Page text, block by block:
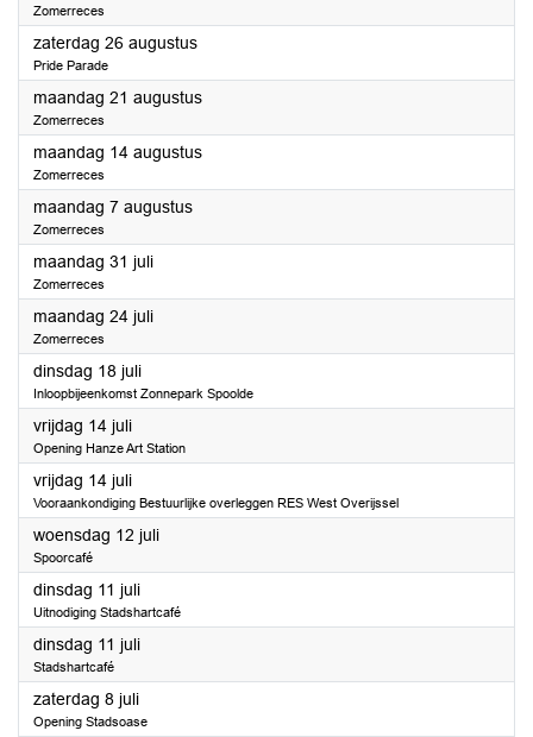
Zomerreces
zaterdag 26 augustus2023
Pride Parade
maandag 21 augustus2023
Zomerreces
maandag 14 augustus2023
Zomerreces
maandag 7 augustus2023
Zomerreces
maandag 31 juli2023
Zomerreces
maandag 24 juli2023
Zomerreces
dinsdag 18 juli2023
Inloopbijeenkomst Zonnepark Spoolde
vrijdag 14 juli2023
Opening Hanze Art Station
vrijdag 14 juli2023
Vooraankondiging Bestuurlijke overleggen RES West Overijssel
woensdag 12 juli2023
Spoorcafé
dinsdag 11 juli2023
Uitnodiging Stadshartcafé
dinsdag 11 juli2023
Stadshartcafé
zaterdag 8 juli2023
Opening Stadsoase